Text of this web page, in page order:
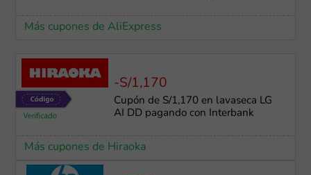
Más cupones de AliExpress
-S/1,170
Cupón de S/1,170 en lavaseca LG
AI DD pagando con Interbank
Más cupones de Hiraoka